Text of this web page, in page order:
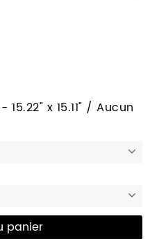
x 15.11" / Aucun